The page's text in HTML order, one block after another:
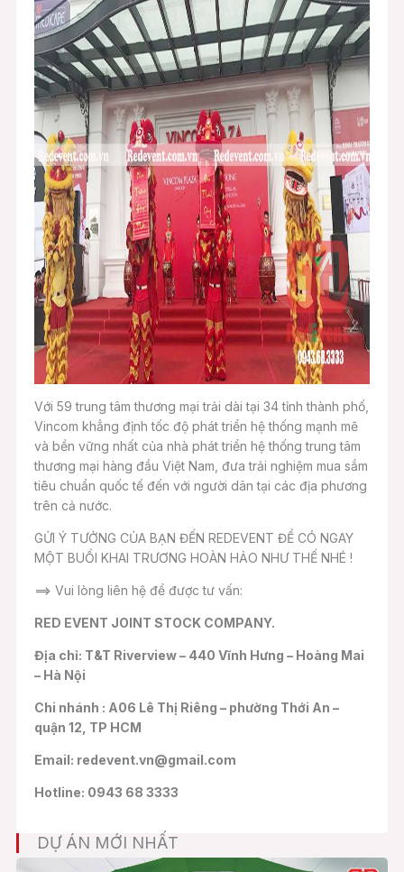
Với 59 trung tâm thương mại trải dài tại 34 tỉnh thành phố,
Vincom khẳng định tốc độ phát triển hệ thống mạnh mẽ
và bền vững nhất của nhà phát triển hệ thống trung tâm
thương mại hàng đầu Việt Nam, đưa trải nghiệm mua sắm
tiêu chuẩn quốc tế đến với người dân tại các địa phương
trên cả nước.
GỬI Ý TƯỞNG CỦA BẠN ĐẾN REDEVENT ĐỂ CÓ NGAY
MỘT BUỔI KHAI TRƯƠNG HOÀN HẢO NHƯ THẾ NHÉ !
==> Vui lòng liên hệ để được tư vấn:
RED EVENT JOINT STOCK COMPANY.
Địa chỉ: T&T Riverview – 440 Vĩnh Hưng – Hoàng Mai
– Hà Nội
Chi nhánh : A06 Lê Thị Riêng – phường Thới An –
quận 12, TP HCM
Email: redevent.vn@gmail.com
Hotline: 0943 68 3333
DỰ ÁN MỚI NHẤT